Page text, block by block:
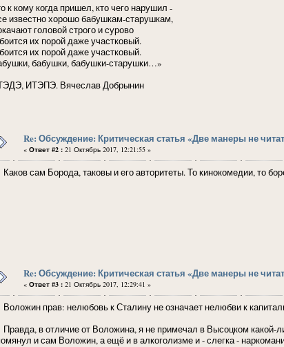
к кому когда пришел, кто чего нарушил -
известно хорошо бабушкам-старушкам,
головой строго и сурово
их порой даже участковый.
их порой даже участковый.
бабушки, бабушки-старушки…»
ИТЭПЭ. Вячеслав Добрынин
Re: Обсуждение: Критическая статья «Две манеры не
« Ответ #2 : 21 Октябрь 2017, 12:21:55 »
сам Борода, таковы и его авторитеты. То кинокомедии, то
Re: Обсуждение: Критическая статья «Две манеры не
« Ответ #3 : 21 Октябрь 2017, 12:29:41 »
прав: нелюбовь к Сталину не означает нелюбви к
в отличие от Воложина, я не примечал в Высоцком какой-
и сам Воложин, а ещё и в алкоголизме и - слегка -